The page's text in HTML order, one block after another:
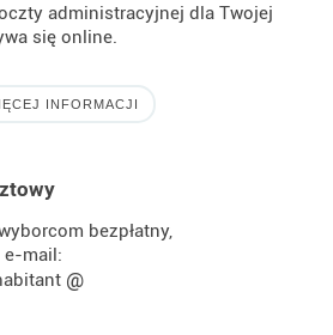
administracyjnej dla Twojej
się online.
INFORMACJI
bezpłatny,
e-mail:
@